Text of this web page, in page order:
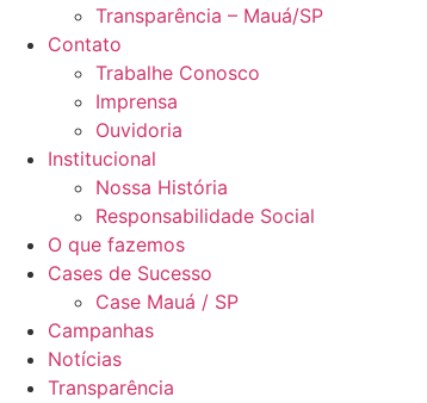
Transparência – Mauá/SP
Contato
Trabalhe Conosco
Imprensa
Ouvidoria
Institucional
Nossa História
Responsabilidade Social
O que fazemos
Cases de Sucesso
Case Mauá / SP
Campanhas
Notícias
Transparência